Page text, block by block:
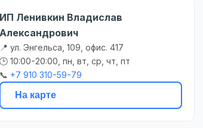
ИП Ленивкин Владислав
Александрович
📍 ул. Энгельса, 109, офис. 417
🕒 10:00-20:00, пн, вт, ср, чт, пт
📞 +7 910 310-59-79
На карте